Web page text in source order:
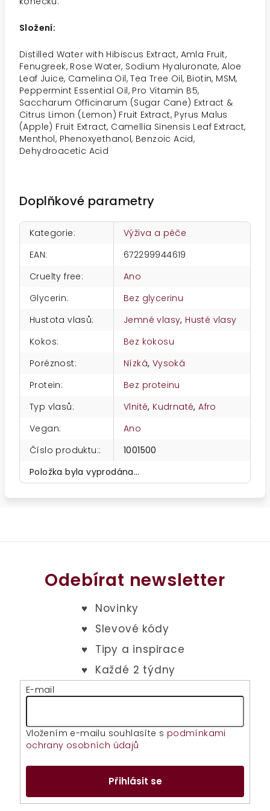
Složení:
Distilled Water with Hibiscus Extract, Amla Fruit,
Fenugreek, Rose Water, Sodium Hyaluronate, Aloe
Leaf Juice, Camelina Oil, Tea Tree Oil, Biotin, MSM,
Peppermint Essential Oil, Pro Vitamin B5,
Saccharum Officinarum (Sugar Cane) Extract &
Citrus Limon (Lemon) Fruit Extract, Pyrus Malus
(Apple) Fruit Extract, Camellia Sinensis Leaf Extract,
Menthol, Phenoxyethanol, Benzoic Acid,
Dehydroacetic Acid
Doplňkové parametry
Kategorie:
Výživa a péče
EAN:
672299944619
Cruelty free:
Ano
Glycerin:
Bez glycerinu
Hustota vlasů: Jemné vlasy, Husté vlasy
Kokos:
Bez kokosu
Poréznost: Nízká, Vysoká
Protein:
Bez proteinu
Typ vlasů: Vlnité, Kudrnaté,Afro
Vegan:
Ano
Číslo produktu::
1001500
Položka byla vyprodána…
Odebírat newsletter
E-mail
Vložením e-mailu souhlasíte s podmínkami
ochrany osobních údajů
Přihlásit se